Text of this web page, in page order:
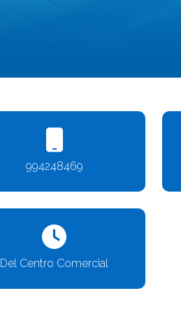
994248469
Del Centro Comercial